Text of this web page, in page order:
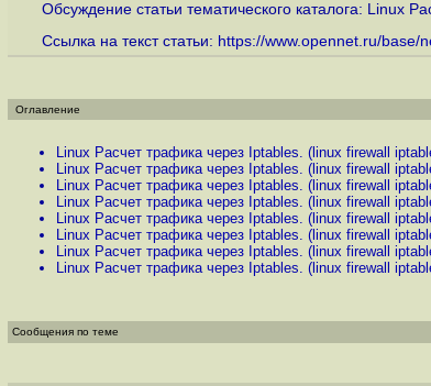
Обсуждение статьи тематического каталога: Linux
Ссылка на текст статьи: https://www.opennet.ru/base/
Оглавление
Linux Расчет трафика через Iptables. (linux firewall
Linux Расчет трафика через Iptables. (linux firewall
Linux Расчет трафика через Iptables. (linux firewall
Linux Расчет трафика через Iptables. (linux firewall
Linux Расчет трафика через Iptables. (linux firewall
Linux Расчет трафика через Iptables. (linux firewall
Linux Расчет трафика через Iptables. (linux firewall
Linux Расчет трафика через Iptables. (linux firewall
Сообщения по теме